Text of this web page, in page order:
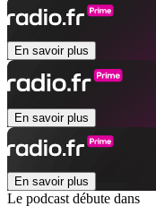
En savoir plus
En savoir plus
En savoir plus
Le podcast débute dans